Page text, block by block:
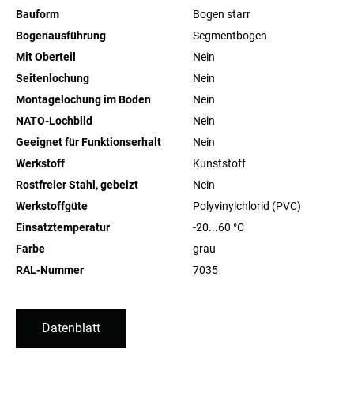
Bauform
Bogen starr
Bogenausführung
Segmentbogen
Mit Oberteil
Nein
Seitenlochung
Nein
Montagelochung im Boden
Nein
NATO-Lochbild
Nein
Geeignet für Funktionserhalt
Nein
Werkstoff
Kunststoff
Rostfreier Stahl, gebeizt
Nein
Werkstoffgüte
Polyvinylchlorid (PVC)
Einsatztemperatur
-20...60 °C
Farbe
grau
RAL-Nummer
7035
Datenblatt